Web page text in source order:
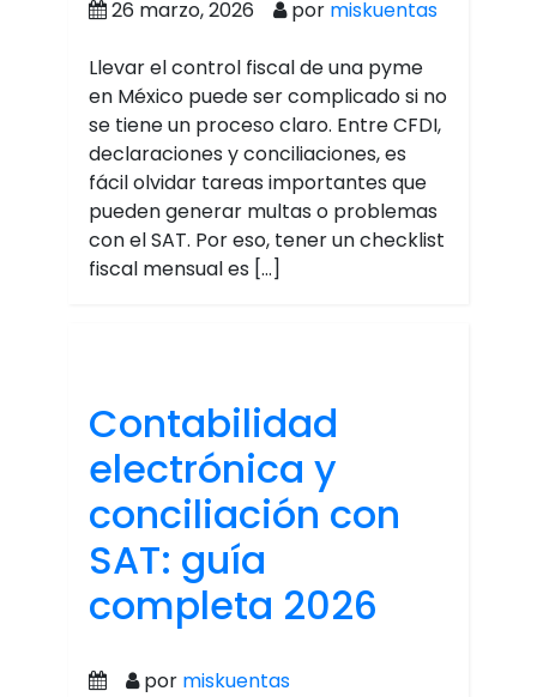
26 marzo, 2026 por miskuentas
Llevar el control fiscal de una pyme
en México puede ser complicado si no
se tiene un proceso claro. Entre CFDI,
declaraciones y conciliaciones, es
fácil olvidar tareas importantes que
pueden generar multas o problemas
con el SAT. Por eso, tener un checklist
fiscal mensual es […]
Contabilidad
electrónica y
conciliación con
SAT: guía
completa 2026
por miskuentas